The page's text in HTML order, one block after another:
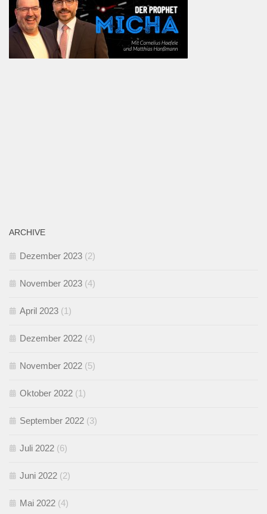
ARCHIVE
Dezember 2023 (2)
November 2023 (4)
April 2023 (1)
Dezember 2022 (4)
November 2022 (5)
Oktober 2022 (1)
September 2022 (3)
Juli 2022 (6)
Juni 2022 (2)
Mai 2022 (4)